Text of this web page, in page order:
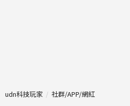
udn科技玩家 社群/APP/網紅